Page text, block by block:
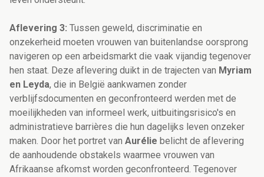
Aflevering 3: Tussen geweld, discriminatie en
onzekerheid moeten vrouwen van buitenlandse oorsprong
navigeren op een arbeidsmarkt die vaak vijandig tegenover
hen staat. Deze aflevering duikt in de trajecten van Myriam
en Leyda, die in België aankwamen zonder
verblijfsdocumenten en geconfronteerd werden met de
moeilijkheden van informeel werk, uitbuitingsrisico's en
administratieve barrières die hun dagelijks leven onzeker
maken. Door het portret van Aurélie belicht de aflevering
de aanhoudende obstakels waarmee vrouwen van
Afrikaanse afkomst worden geconfronteerd. Tegenover